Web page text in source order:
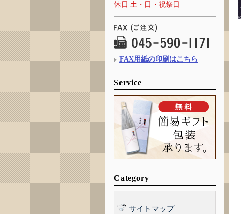
休日 土・日・祝祭日
FAX用紙の印刷はこちら
Service
Category
サイトマップ